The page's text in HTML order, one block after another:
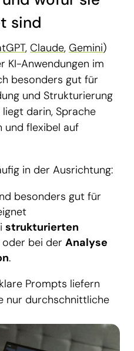
sind
, Claude, Gemini)
KI-Anwendungen im
besonders gut für
und Strukturierung
darin, Sprache
und flexibel auf
in der Ausrichtung:
besonders gut für
strukturierten
oder bei der Analyse
.
Prompts liefern
nur durchschnittliche